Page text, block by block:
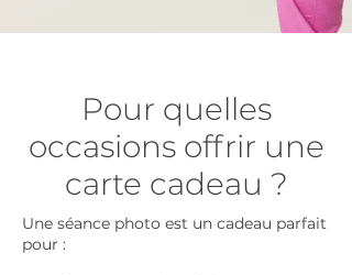
Pour quelles
occasions offrir une
carte cadeau ?
Une séance photo est un cadeau parfait
pour :